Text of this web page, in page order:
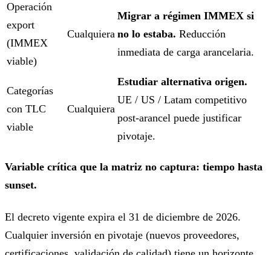
Operación
export
(IMMEX
viable)
Cualquiera
Migrar a régimen IMMEX si
no lo estaba. Reducción
inmediata de carga arancelaria.
Categorías
con TLC
viable
Cualquiera
Estudiar alternativa origen.
UE / US / Latam competitivo
post-arancel puede justificar
pivotaje.
Variable crítica que la matriz no captura: tiempo hasta
sunset.
El decreto vigente expira el 31 de diciembre de 2026.
Cualquier inversión en pivotaje (nuevos proveedores,